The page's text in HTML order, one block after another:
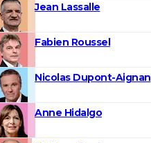
Jean Lassalle
Fabien Roussel
Nicolas Dupont-Aignan
Anne Hidalgo